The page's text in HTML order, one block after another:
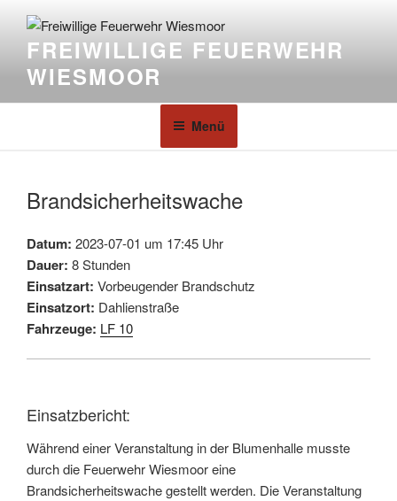
FREIWILLIGE FEUERWEHR
WIESMOOR
Menü
Brandsicherheitswache
Datum: 2023-07-01 um 17:45 Uhr
Dauer: 8 Stunden
Einsatzart: Vorbeugender Brandschutz
Einsatzort: Dahlienstraße
Fahrzeuge: LF 10
Einsatzbericht:
Während einer Veranstaltung in der Blumenhalle musste
durch die Feuerwehr Wiesmoor eine
Brandsicherheitswache gestellt werden. Die Veranstaltung